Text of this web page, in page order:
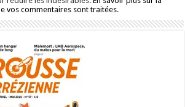
vos commentaires sont traitées.